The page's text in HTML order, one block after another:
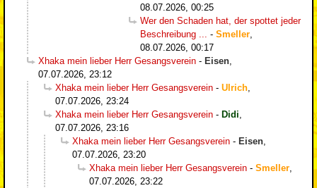
08.07.2026, 00:25
Wer den Schaden hat, der spottet jeder
Beschreibung ...
- Smeller
08.07.2026, 00:17
Xhaka mein lieber Herr Gesangsverein - Eisen
07.07.2026, 23:12
Xhaka mein lieber Herr Gesangsverein - Ulrich
07.07.2026, 23:24
Xhaka mein lieber Herr Gesangsverein - Didi
07.07.2026, 23:16
Xhaka mein lieber Herr Gesangsverein - Eisen
07.07.2026, 23:20
Xhaka mein lieber Herr Gesangsverein - Smeller
07.07.2026, 23:22